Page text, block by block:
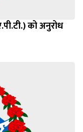
को अनुरोध